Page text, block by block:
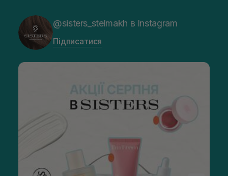
@sisters_stelmakh в Instagram
Підписатися